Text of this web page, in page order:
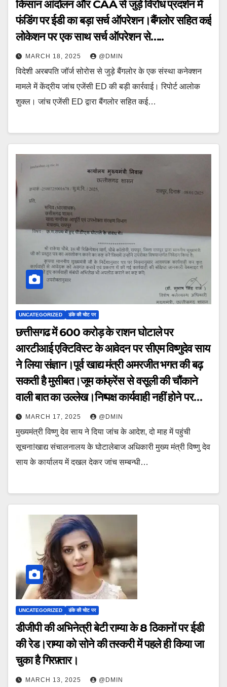
किसान आंदोलन और CAA से जुड़े विरोध प्रदर्शन में
फंडिंग पर ईडी का बड़ा सर्च ऑपरेशन।बैंगलोर सहित कई
लोकेशन पर एक साथ सर्च ऑपरेशन से…..
MARCH 18, 2025 @DMIN
विदेशी अरबपति जॉर्ज सोरोस से जुड़े बैंगलोर के एक संस्था कनेक्शन
मामले में केंद्रीय जांच एजेंसी ED की बड़ी कार्रवाई। रिपोर्ट आलोक
शुक्ल। जांच एजेंसी ED द्वारा बैंगलोर सहित कई…
UNCATEGORIZED डंके की चोट पर
छत्तीसगढ में 600 करोड़ के राशन घोटाले पर
आरटीआई एक्टिविस्ट के आवेदन पर सीएम विष्णुदेव साय
ने लिया संज्ञान।पूर्व खाद्य मंत्री अमरजीत भगत की बढ़
सकती है मुसीबत।जूम कांफ्रेंस से वसूली की चौंकाने
वाली बात का उल्लेख।निष्पक्ष कार्यवाही नहीं होने पर
आरटीआई एक्टिविस्ट न्यायालय भी जाने को तैयार।
MARCH 17, 2025 @DMIN
मुख्यमंत्री विष्णु देव साय ने दिया जांच के आदेश, दो माह में पहुंची
सूचना!खाद्य संचालनालय के घोटालेबाज अधिकारी मुख्य मंत्री विष्णु देव
साय के कार्यालय में दखल देकर जांच सम्बन्धी…
UNCATEGORIZED डंके की चोट पर
डीजीपी की अभिनेत्री बेटी राम्या के 8 ठिकानों पर ईडी
की रेड।राम्या को सोने की तस्करी में पहले ही किया जा
चुका है गिरफ़्तार।
MARCH 13, 2025 @DMIN